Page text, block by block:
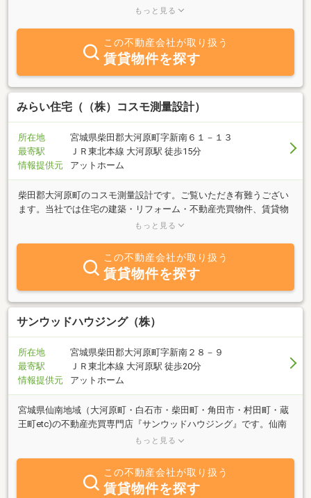
ックし、自社規格に沿って丁寧にリフォームしているので、ご購入
もっと見る
この不動産会社が取り扱う
賃貸物件を探す
みらい住宅（（株）コスモ測量設計）
所在地
宮城県柴田郡大河原町字新南６１－１３
最寄駅
ＪＲ東北本線 大河原駅 徒歩15分
情報提供元
アットホーム
柴田郡大河原町のコスモ測量設計です。ご覧いただき有難うござい
ます。当社では住宅の建築・リフォーム・不動産売買物件、賃貸物
件のご仲介を行なっております。当社で販売している建売住宅はこ
物件情報をご提供させていただきます。不動産に関する質問などご
ざいましたら、どうぞお気軽にご連絡下さい。
もっと見る
この不動産会社が取り扱う
賃貸物件を探す
サンウッドハウジング（株）
所在地
宮城県柴田郡大河原町字新南２８－９
最寄駅
ＪＲ東北本線 大河原駅 徒歩20分
情報提供元
アットホーム
宮城県仙南地域（大河原町・白石市・柴田町・角田市・村田町・蔵
王町etc)の不動産売買専門店『サンウッドハウジング』です。仙南
地域の不動産を売却をお考えの方や土地や新築・中古住宅をお探し
主様・買主様双方の希望に沿うように精一杯頑張りますので、どう
ぞ宜しくお願い致します。
もっと見る
この不動産会社が取り扱う
賃貸物件を探す